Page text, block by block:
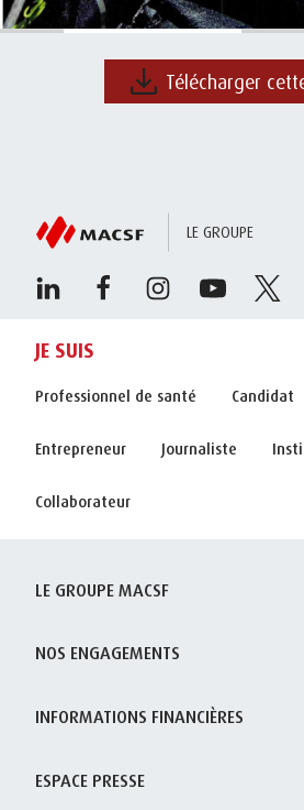
Télécharger
LE GROUPE
JE SUIS
Professionnel de santé Candidat
Entrepreneur Journaliste
Collaborateur
LE GROUPE MACSF
NOS ENGAGEMENTS
INFORMATIONS FINANCIÈRES
ESPACE PRESSE